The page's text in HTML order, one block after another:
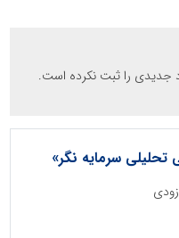
جدیدی را ثبت نکرده است.
تحلیلی سرمایه نگر»